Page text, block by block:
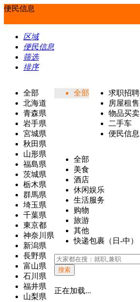
便民信息
区域
便民信息
筛选
排序
全部
北海道
青森県
岩手県
宮城県
秋田県
山形県
福島県
茨城県
栃木県
群馬県
埼玉県
千葉県
東京都
神奈川県
新潟県
長野県
富山県
石川県
福井県
山梨県
全部
求职招聘
房屋租售
物品买卖
二手车
便民信息
全部
美食
酒店
休闲娱乐
生活服务
购物
旅游
其他
快递包裹（日-中）
搜索
正在加载...